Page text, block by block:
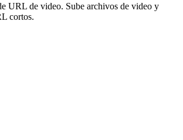
URL de video. Sube archivos de video y
cortos.